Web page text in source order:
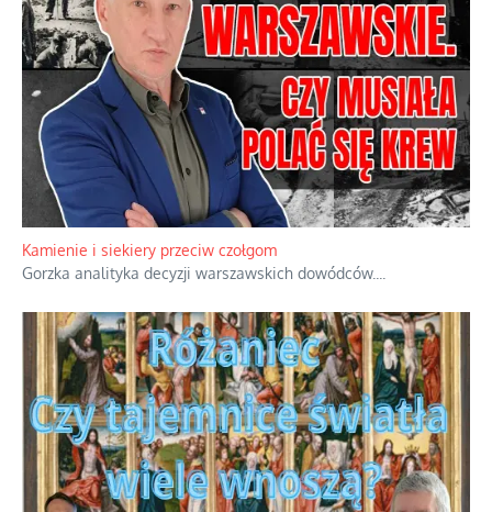
Familijny spór o biskupie sakry
Rodzinna polemika wokół sakr w Écône.